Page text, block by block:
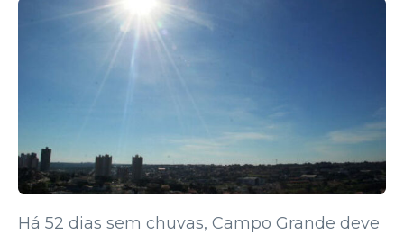
Há 52 dias sem chuvas, Campo Grande deve